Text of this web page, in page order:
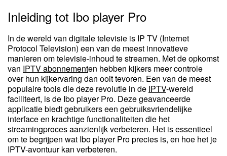
Inleiding tot Ibo player Pro
In de wereld van digitale televisie is IP TV (Internet
Protocol Television) een van de meest innovatieve
manieren om televisie-inhoud te streamen. Met de opkomst
van IPTV abonnementen hebben kijkers meer controle
over hun kijkervaring dan ooit tevoren. Een van de meest
populaire tools die deze revolutie in de IPTV-wereld
faciliteert, is de Ibo player Pro. Deze geavanceerde
applicatie biedt gebruikers een gebruiksvriendelijke
interface en krachtige functionaliteiten die het
streamingproces aanzienlijk verbeteren. Het is essentieel
om te begrijpen wat Ibo player Pro precies is, en hoe het je
IPTV-avontuur kan verbeteren.